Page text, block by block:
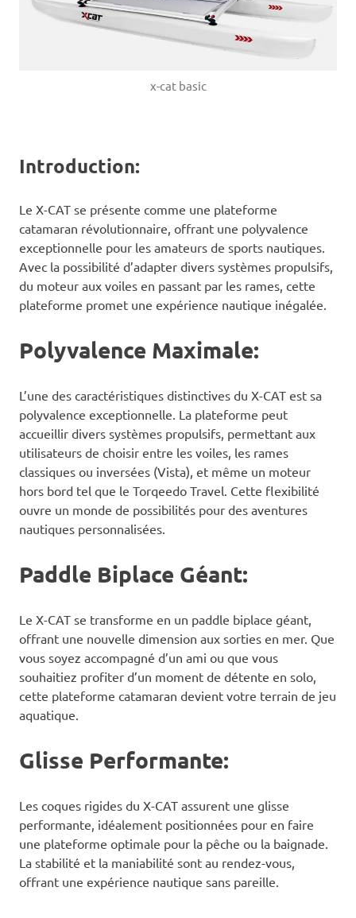
x-cat basic
Introduction:
Le X-CAT se présente comme une plateforme
catamaran révolutionnaire, offrant une polyvalence
exceptionnelle pour les amateurs de sports nautiques.
Avec la possibilité d’adapter divers systèmes propulsifs,
du moteur aux voiles en passant par les rames, cette
plateforme promet une expérience nautique inégalée.
Polyvalence Maximale:
L’une des caractéristiques distinctives du X-CAT est sa
polyvalence exceptionnelle. La plateforme peut
accueillir divers systèmes propulsifs, permettant aux
utilisateurs de choisir entre les voiles, les rames
classiques ou inversées (Vista), et même un moteur
hors bord tel que le Torqeedo Travel. Cette flexibilité
ouvre un monde de possibilités pour des aventures
nautiques personnalisées.
Paddle Biplace Géant:
Le X-CAT se transforme en un paddle biplace géant,
offrant une nouvelle dimension aux sorties en mer. Que
vous soyez accompagné d’un ami ou que vous
souhaitiez profiter d’un moment de détente en solo,
cette plateforme catamaran devient votre terrain de jeu
aquatique.
Glisse Performante:
Les coques rigides du X-CAT assurent une glisse
performante, idéalement positionnées pour en faire
une plateforme optimale pour la pêche ou la baignade.
La stabilité et la maniabilité sont au rendez-vous,
offrant une expérience nautique sans pareille.